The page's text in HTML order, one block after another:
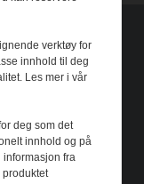
verktøy for
innhold til deg
Les mer i vår
deg som det
innhold og på
fra
produktet